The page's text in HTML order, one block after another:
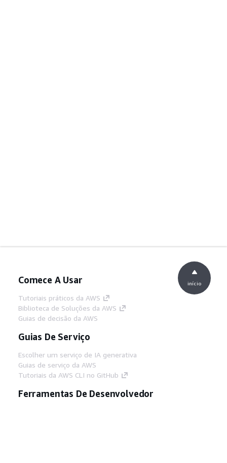
Comece A Usar
Tutoriais práticos da AWS
Biblioteca de Soluções da AWS
Guias de decisão da AWS
Guias De Serviço
Escolher um serviço de IA generativa
Guias de serviço da AWS
Tutoriais da AWS CLI no GitHub
Ferramentas De Desenvolvedor
início